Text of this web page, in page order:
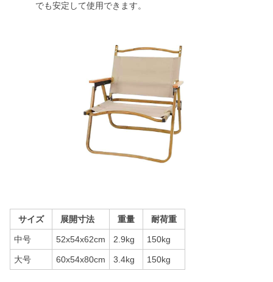
でも安定して使用できます。
サイズ 展開寸法 重量 耐荷重
中号 52x54x62cm 2.9kg 150kg
大号 60x54x80cm 3.4kg 150kg